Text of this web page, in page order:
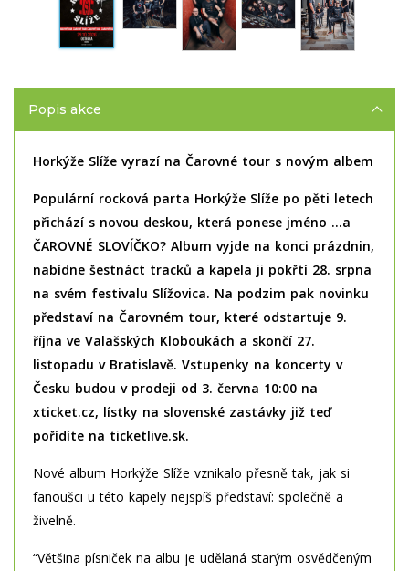
Popis akce
Horkýže Slíže vyrazí na Čarovné tour s novým albem
Populární rocková parta Horkýže Slíže po pěti letech
přichází s novou deskou, která ponese jméno …a
ČAROVNÉ SLOVÍČKO? Album vyjde na konci prázdnin,
nabídne šestnáct tracků a kapela ji pokřtí 28. srpna
na svém festivalu Slížovica. Na podzim pak novinku
představí na Čarovném tour, které odstartuje 9.
října ve Valašských Kloboukách a skončí 27.
listopadu v Bratislavě. Vstupenky na koncerty v
Česku budou v prodeji od 3. června 10:00 na
xticket.cz, lístky na slovenské zastávky již teď
pořídíte na ticketlive.sk.
Nové album Horkýže Slíže vznikalo přesně tak, jak si
fanoušci u této kapely nejspíš představí: společně a
živelně.
“Většina písniček na albu je udělaná starým osvědčeným